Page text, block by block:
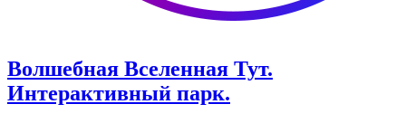
Волшебная Вселенная Тут.
Интерактивный парк.